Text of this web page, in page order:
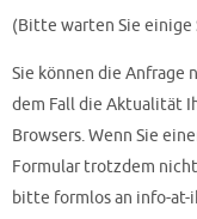
(Bitte warten Sie einige
Sie können die Anfrage
dem Fall die Aktualität
Browsers. Wenn Sie
Formular trotzdem
bitte formlos an info-at-